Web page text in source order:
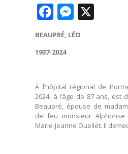
Facebook
BEAUPRÉ, LÉO
1937-2024
À l’hôpital régional de
2024, à l’âge de 87 ans, est
Beaupré, épouse de
de feu monsieur
Marie-Jeanne Ouellet. Il